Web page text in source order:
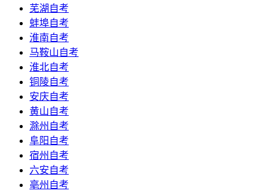
芜湖自考
蚌埠自考
淮南自考
马鞍山自考
淮北自考
铜陵自考
安庆自考
黄山自考
滁州自考
阜阳自考
宿州自考
六安自考
亳州自考